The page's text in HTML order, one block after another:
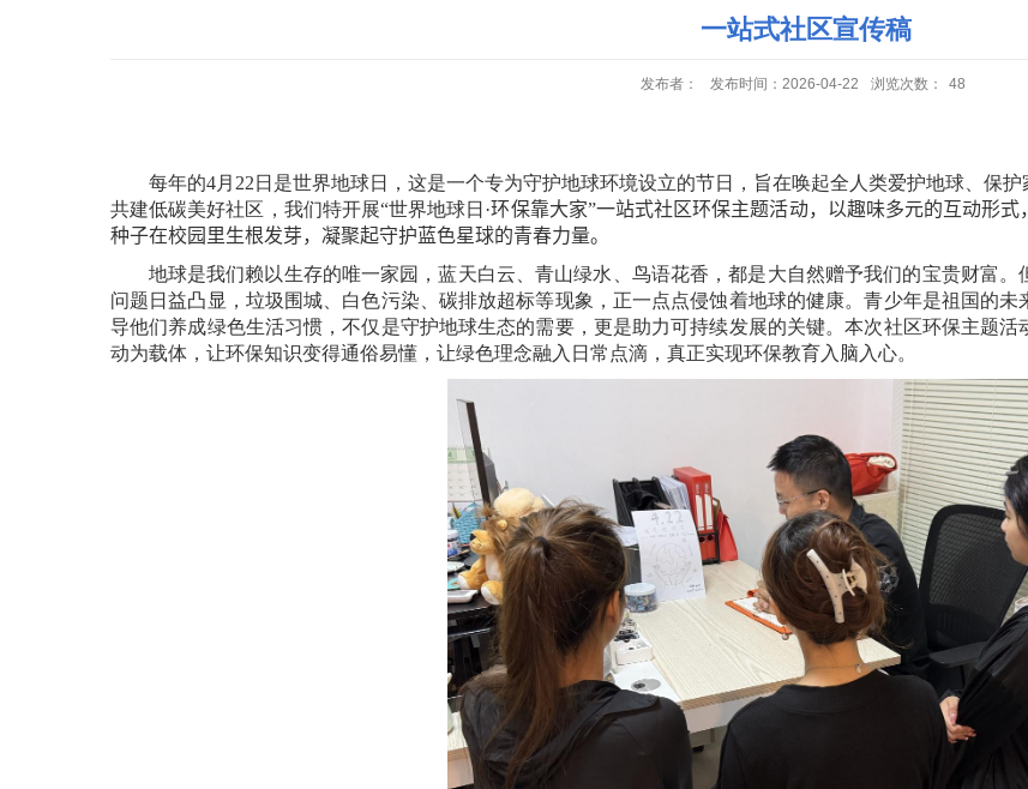
一站式社区宣传稿
发布者： 发布时间：2026-04-22 浏览次数： 48
每年的4月 22 日是世界地球日，这是一个专为守护地球环境设立的节日，旨在唤起全人类爱护地球、保
共建低碳美好社区，我们特开展“世界地球日 ·环保靠大家”一站式社区环保主题活动，以趣味多元的互动形
种子在校园里生根发芽，凝聚起守护蓝色星球的青春力量。
地球是我们赖以生存的唯一家园，蓝天白云、青山绿水、鸟语花香，都是大自然赠予我们的宝贵财富
问题日益凸显，垃圾围城、白色污染、碳排放超标等现象，正一点点侵蚀着地球的健康。青少年是祖国的未
导他们养成绿色生活习惯，不仅是守护地球生态的需要，更是助力可持续发展的关键。本次社区环保主题
动为载体，让环保知识变得通俗易懂，让绿色理念融入日常点滴，真正实现环保教育入脑入心。